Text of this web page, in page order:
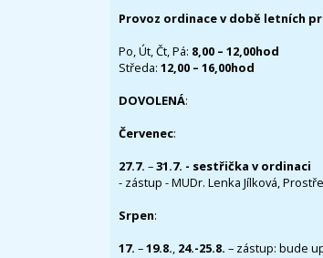
Provoz ordinace v době letních
Po, Út, Čt, Pá: 8,00 – 12,00hod
Středa: 12,00 – 16,00hod
DOVOLENÁ:
Červenec:
27.7. –31.7. - sestřička v ordinaci
- zástup - MUDr. Lenka Jílková,
Srpen:
17. –19.8., 24.-25.8. – zástup: bude